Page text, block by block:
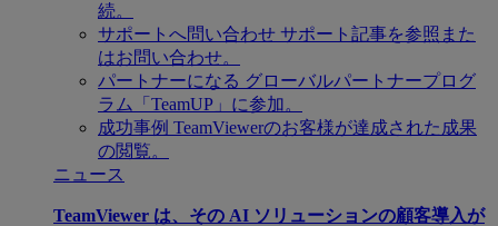
続。
サポートへ問い合わせ サポート記事を参照また
はお問い合わせ。
パートナーになる グローバルパートナープログ
ラム「TeamUP」に参加。
成功事例 TeamViewerのお客様が達成された成果
の閲覧。
ニュース
TeamViewer は、その AI ソリューションの顧客導入が